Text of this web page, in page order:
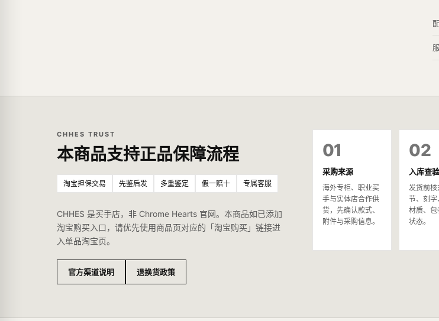
CHHES TRUST
本商品支持正品保障流程
淘宝担保交易 先鉴后发 多重鉴定 假一赔十 专属客服
CHHES 是买手店，非 Chrome Hearts 官网。本商品如已添加
淘宝购买入口，请优先使用商品页对应的「淘宝购买」链接进
入单品淘宝页。
官方渠道说明 退换货政策
01
采购来源
海外专柜、职业买
手与实体店合作供
货，先确认款式、
附件与采购信息。
02
入库查
发货前核
节、刻字
材质、包
状态。